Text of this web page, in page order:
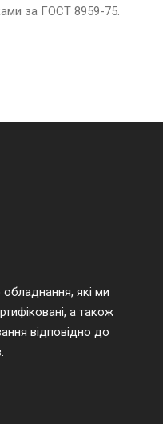
за ГОСТ 8959-75.
які ми
а також
відповідно до